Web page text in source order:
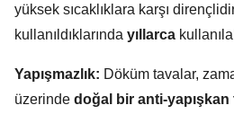
yüksek sıcaklıklara karşı
kullanıldıklarında yıllarca
Yapışmazlık: Döküm tavalar,
üzerinde doğal bir anti-yapışkan